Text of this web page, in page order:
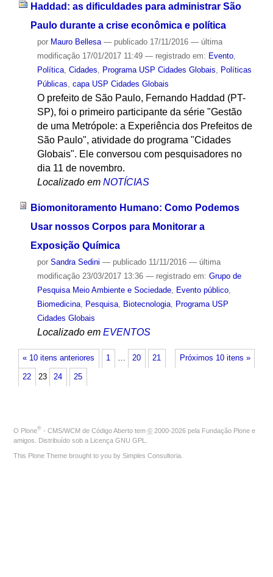
Haddad: as dificuldades para administrar São
Paulo durante a crise econômica e política
por Mauro Bellesa — publicado17/11/2016 — última
modificação17/01/2017 11:49 — registrado em: Evento,
Política, Cidades Programa USP Cidades Globais
Políticas
Públicas capa USP Cidades Globais
O prefeito de São Paulo, Fernando Haddad (PT-
SP), foi o primeiro participante da série "Gestão
de uma Metrópole: a Experiência dos Prefeitos de
São Paulo", atividade do programa "Cidades
Globais". Ele conversou com pesquisadores no
dia 11 de novembro.
Localizado em NOTÍCIAS
Biomonitoramento Humano: Como Podemos
Usar nossos Corpos para Monitorar a
Exposição Química
por Sandra Sedini — publicado11/11/2016 — última
modificação23/03/2017 13:36 — registrado em: Grupo de
Pesquisa Meio Ambiente e Sociedade, Evento público,
Biomedicina, Pesquisa, Biotecnologia, Programa USP
Cidades Globais
Localizado em EVENTOS
« 10 itens anteriores Próximos 10 itens »
1 … 20 21
22 23 24 25
O Plone® - CMS/WCM de Código Aberto tem © 2000-2026 pela Fundação Plone e
amigos. Distribuído sob a Licença GNU GPL
This Plone Theme brought to you by Simples Consultoria